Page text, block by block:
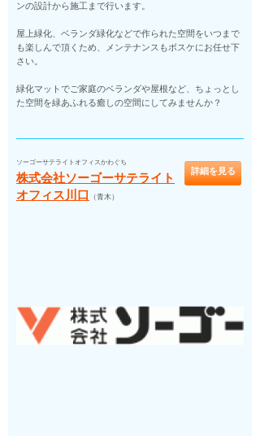
ンの設計から施工まで行います。
屋上緑化、ベランダ緑化などで作られた空間をいつまで
も楽しんで頂くため、メンテナンスもボスケにお任せ下
さい。
緑化マットでご家庭のベランダや屋根など、ちょっとし
た空間を緑あふれる癒しの空間にしてみませんか？
ソーゴーサテライトオフィスかわぐち
株式会社ソーゴーサテライト
オフィス川口
（青木）
詳細を見る